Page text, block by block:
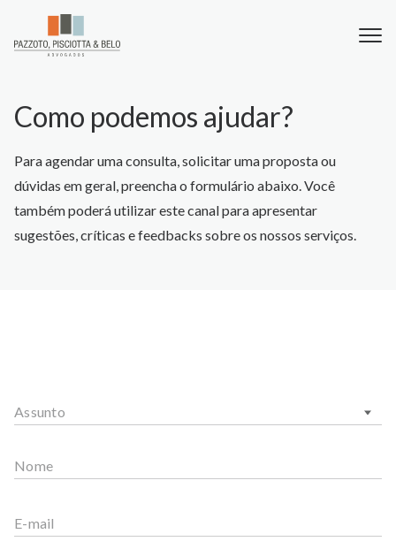
Como podemos ajudar?
Para agendar uma consulta, solicitar uma proposta ou
dúvidas em geral, preencha o formulário abaixo. Você
também poderá utilizar este canal para apresentar
sugestões, críticas e feedbacks sobre os nossos serviços.
Assunto
Nome
E-mail